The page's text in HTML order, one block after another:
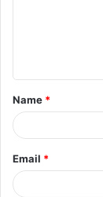
t
*
Name *
Email *